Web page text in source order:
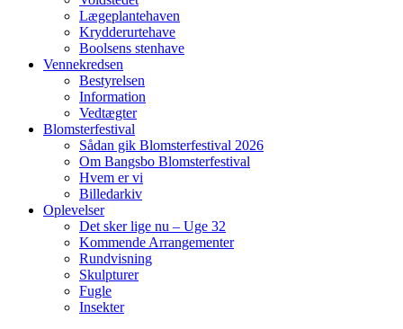
Lægeplantehaven
Krydderurtehave
Boolsens stenhave
Vennekredsen
Bestyrelsen
Information
Vedtægter
Blomsterfestival
Sådan gik Blomsterfestival 2026
Om Bangsbo Blomsterfestival
Hvem er vi
Billedarkiv
Oplevelser
Det sker lige nu – Uge 32
Kommende Arrangementer
Rundvisning
Skulpturer
Fugle
Insekter